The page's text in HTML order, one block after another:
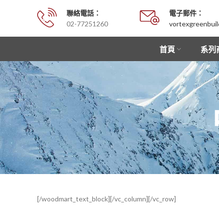
聯絡電話：
02-77251260
電子郵件：
首頁 系列
[/woodmart_text_block][/vc_column][/vc_row]